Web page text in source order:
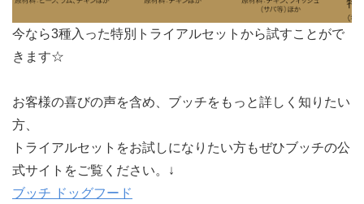
今なら3種入った特別トライアルセットから試すことがで
きます☆
お客様の喜びの声を含め、ブッチをもっと詳しく知りたい
方、
トライアルセットをお試しになりたい方もぜひブッチの公
式サイトをご覧ください。↓
ブッチ ドッグフード